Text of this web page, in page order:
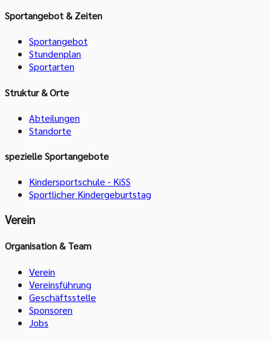
Sportangebot & Zeiten
Sportangebot
Stundenplan
Sportarten
Struktur & Orte
Abteilungen
Standorte
spezielle Sportangebote
Kindersportschule - KiSS
Sportlicher Kindergeburtstag
Verein
Organisation & Team
Verein
Vereinsführung
Geschäftsstelle
Sponsoren
Jobs